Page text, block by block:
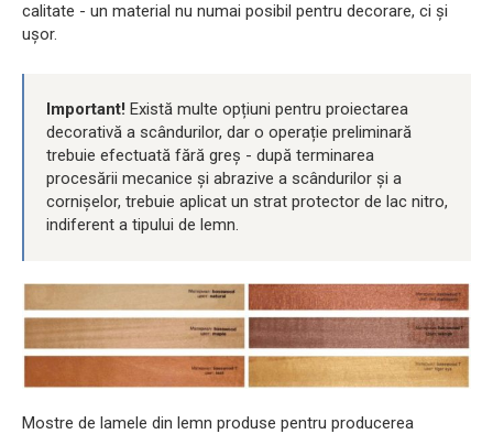
calitate - un material nu numai posibil pentru decorare, ci și
ușor.
Important! Există multe opțiuni pentru proiectarea
decorativă a scândurilor, dar o operație preliminară
trebuie efectuată fără greș - după terminarea
procesării mecanice și abrazive a scândurilor și a
cornișelor, trebuie aplicat un strat protector de lac nitro,
indiferent a tipului de lemn.
Mostre de lamele din lemn produse pentru producerea